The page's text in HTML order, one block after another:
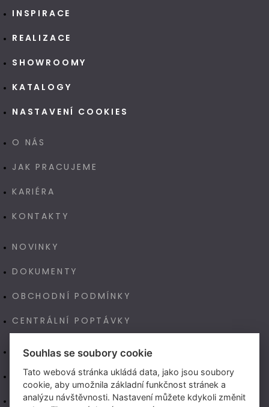
INSPIRACE
REALIZACE
SHOWROOMY
KATALOGY
NASTAVENÍ COOKIES
O NÁS
JAK PRACUJEME
KARIÉRA
KONTAKTY
NOVINKY
DOKUMENTY
OBCHODNÍ PODMÍNKY
CENTRÁLNÍ POPTÁVKY
E-SHOP
NAŠE VÝROBA TECHNOART
NEW LIVING CENTER (CZ)
Souhlas se soubory cookie
Tato webová stránka ukládá data, jako jsou soubory
cookie, aby umožnila základní funkčnost stránek a
analýzu návštěvnosti. Nastavení můžete kdykoli změnit